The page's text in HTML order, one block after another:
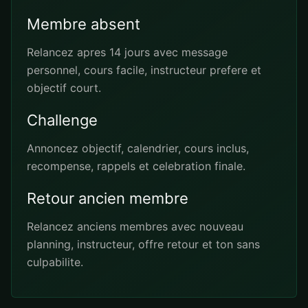
Membre absent
Relancez apres 14 jours avec message
personnel, cours facile, instructeur prefere et
objectif court.
Challenge
Annoncez objectif, calendrier, cours inclus,
recompense, rappels et celebration finale.
Retour ancien membre
Relancez anciens membres avec nouveau
planning, instructeur, offre retour et ton sans
culpabilite.